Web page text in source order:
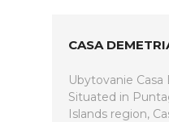
CASA
Ubytovanie
Situated in
Islands region,